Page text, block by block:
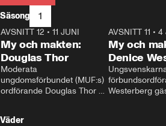
Säsong 1
26:27
AVSNITT 12 • 11 JUNI
My och makten:
Douglas Thor
Moderata
ungdomsförbundet (MUF:s)
ordförande Douglas Thor
tonårsutvisningarna och hur
AVSNITT 11 •4
My och
Denice
Westerberg
Väder